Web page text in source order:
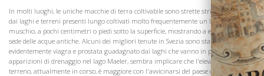
In molti luoghi, le uniche macchie di terra coltivabile sono strette strisce ottenute
dai laghi e terreni presenti lungo coltivati ​​molto frequentemente un letto di
muschio, a pochi centimetri o piedi sotto la superficie, mostrando a essere stata la
sede delle acque antiche. Alcuni dei migliori tenute in Svezia sono stati
evidentemente viagra e prostata guadagnato dai laghi che vanno in pensione e le
apparizioni di drenaggio nel lago Maeler, sembra implicare che l'elevazione del
terreno, attualmente in corso, è maggiore con l'avvicinarsi del paese collinare, che si
La Famiglia